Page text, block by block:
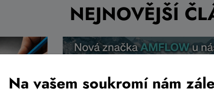
NEJNOVĚJŠÍ
Na vašem soukromí nám